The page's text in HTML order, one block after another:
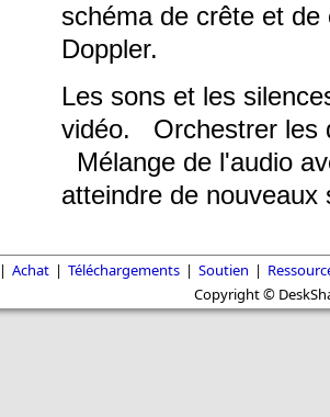
schéma de crête et
Doppler.
Les sons et les
vidéo. Orchestrer les
Mélange de l'audio
atteindre de nouveaux
| Achat | Téléchargements | Soutien |
Copyright ©